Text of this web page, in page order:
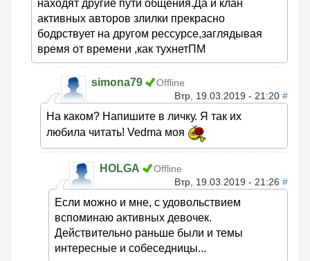
находят другие пути общения.Да и клан
активных авторов злилки прекрасно
бодрствует на другом рессурсе,заглядывая
время от времени ,как тухнетПМ
simona79
Offline
Втр, 19.03.2019 - 21:20 #
На каком? Напишите в личку. Я так их
любила читать! Vedma моя
HOLGA
Offline
Втр, 19.03.2019 - 21:26 #
Если можно и мне, с удовольствием
вспоминаю активных девочек.
Действительно раньше были и темы
интересные и собеседницы...